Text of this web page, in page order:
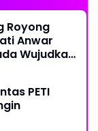
Royong
Anwar
Wujudkan
PETI